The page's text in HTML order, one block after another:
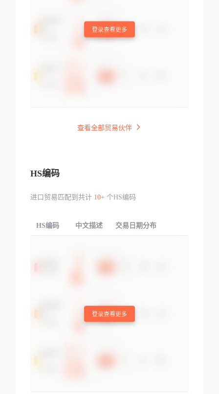
登录查看更多
查看全部贸易伙伴
HS编码
进口贸易匹配到共计 10+个HS编码
HS编码 中文描述 交易日期分布
登录查看更多